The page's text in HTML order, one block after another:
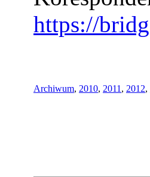
https://
Archiwum, 2010, 2011 , 2012,